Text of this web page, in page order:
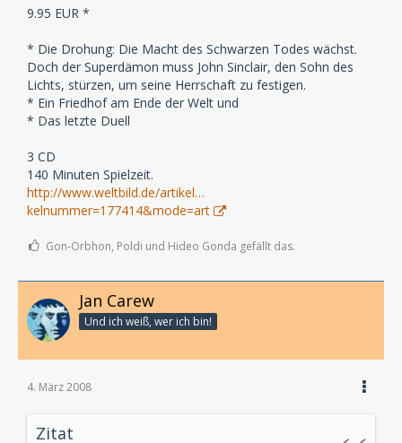
9.95 EUR *
* Die Drohung: Die Macht des Schwarzen Todes wächst.
Doch der Superdämon muss John Sinclair, den Sohn des
Lichts, stürzen, um seine Herrschaft zu festigen.
* Ein Friedhof am Ende der Welt und
* Das letzte Duell
3 CD
140 Minuten Spielzeit.
http://www.weltbild.de/artikel…
kelnummer=177414&mode=art
Gon-Orbhon, Poldi und Hideo Gonda gefällt das.
Jan Carew
Und ich weiß, wer ich bin!
4. März 2008
Zitat